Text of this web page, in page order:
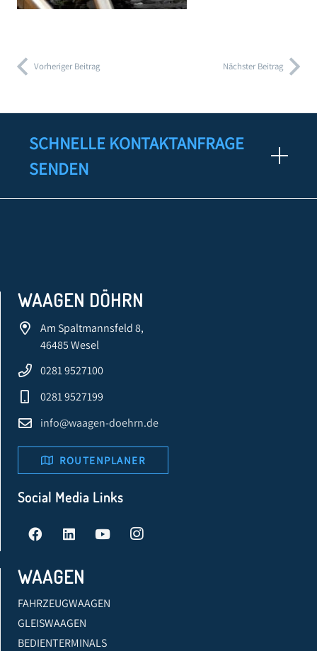
Vorheriger Beitrag Nächster Beitrag
SCHNELLE KONTAKTANFRAGE
SENDEN
WAAGEN DÖHRN
Am Spaltmannsfeld 8,
46485 Wesel
0281 9527100
0281 9527199
info@waagen-doehrn.de
ROUTENPLANER
Social Media Links
WAAGEN
FAHRZEUGWAAGEN
GLEISWAAGEN
BEDIENTERMINALS